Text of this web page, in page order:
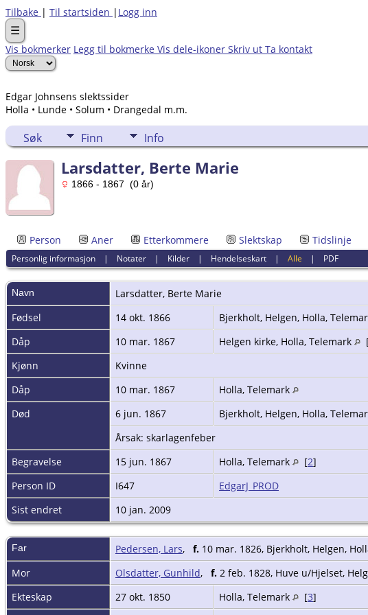
Tilbake | Til startsiden | Logg inn
☰
Vis bokmerker Legg til bokmerke Vis dele-ikoner Skriv ut Ta kontakt
Edgar Johnsens slektssider
Holla • Lunde • Solum • Drangedal m.m.
Søk Finn Info
Larsdatter, Berte Marie
1866 - 1867 (0 år)
Person Aner Etterkommere Slektskap Tidslinje
Personlig informasjon | Notater | Kilder | Hendelseskart |Alle | PDF
Navn Larsdatter, Berte Marie
Fødsel
14 okt. 1866 Bjerkholt, Helgen, Holla,
Dåp
10 mar. 1867 Helgen kirke, Holla, Telemark
Kjønn
Kvinne
Dåp
10 mar. 1867
Holla, Telemark
Død
6 jun. 1867 Bjerkholt, Helgen, Holla,
Årsak: skarlagenfeber
Begravelse
15 jun. 1867 Holla, Telemark [2]
Person ID
I647
EdgarJ_PROD
Sist endret
10 jan. 2009
Far Pedersen, Lars, f. 10 mar. 1826, Bjerkholt, Helgen,
Mor
Olsdatter, Gunhild, f. 2 feb. 1828, Huve u/Hjelset,
Ekteskap
27 okt. 1850 Holla, Telemark [3]